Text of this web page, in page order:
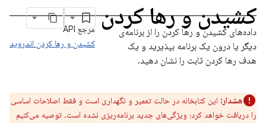
کشیدن و رها کردنمرجع API
کشیدن و رها کردن اندروید
داده‌های کشیدن و رها کردن را از برنامه‌ی
دیگر یا درون یک برنامه بپذیرید و یک
هدف رها کردن ثابت را نشان دهید.
هشدار: این کتابخانه در حالت تعمیر و نگهداری است و فقط اصلاحات اساسی
را دریافت خواهد کرد؛ ویژگی‌های جدید برنامه‌ریزی نشده است. توصیه می‌کنیم